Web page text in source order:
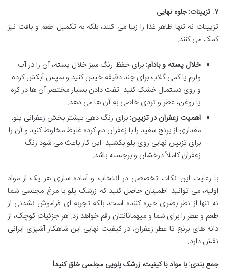
۷. تزیینات: جلوه نهایی
تزیینات نه تنها ظاهر غذا را زیبا می کنند، بلکه به تکمیل طعم و بافت نیز
کمک می کنند.
خلال پسته و بادام: برای حفظ رنگ سبز خلال پسته، آن را در آب
ولرم یا کمی گلاب برای چند دقیقه خیس کنید و سپس آبکش کرده
و روی دستمال خشک کنید. تفت دادن بسیار مختصر آن ها در کره
یا روغن، عطر و تردی خاصی به آن ها می دهد.
اهمیت زعفران در تزیین: برای رنگ دهی بیشتر بخش زعفرانی پلو،
مقداری از برنج سفید را با زعفران دم کرده غلیظ مخلوط کنید و آن را
برای تزیین نهایی روی پلو بکشید. این کار باعث می شود رنگ
زعفران کاملاً درخشان و برجسته باشد.
با رعایت این نکات تخصصی در انتخاب و آماده سازی هر یک از مواد
اولیه، می توانید اطمینان حاصل کنید که زرشک پلو با مرغ مجلسی شما
نه تنها از نظر بصری خیره کننده است، بلکه تجربه ای فراموش نشدنی از
طعم و عطر را برای شما و میهمانانتان رقم خواهد زد. هر جزئیات کوچک، از
دانه های برنج تا عطر زعفران، در کیفیت نهایی این شاهکار آشپزی ایرانی
نقش دارد.
جمع بندی: با مواد با کیفیت، زرشک پلویی مجلسی خلق کنید!